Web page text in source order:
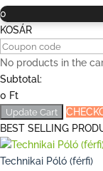
0
KOSÁR
No products in the
Subtotal:
0 Ft
Update Cart
BEST SELLING
Technikai Póló (férfi)